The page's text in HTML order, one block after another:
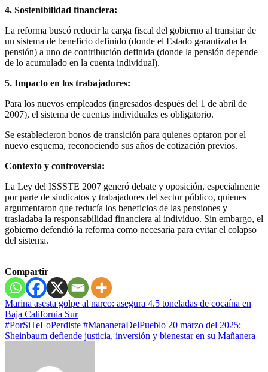
4. Sostenibilidad financiera:
La reforma buscó reducir la carga fiscal del gobierno al transitar de
un sistema de beneficio definido (donde el Estado garantizaba la
pensión) a uno de contribución definida (donde la pensión depende
de lo acumulado en la cuenta individual).
5. Impacto en los trabajadores:
Para los nuevos empleados (ingresados después del 1 de abril de
2007), el sistema de cuentas individuales es obligatorio.
Se establecieron bonos de transición para quienes optaron por el
nuevo esquema, reconociendo sus años de cotización previos.
Contexto y controversia:
La Ley del ISSSTE 2007 generó debate y oposición, especialmente
por parte de sindicatos y trabajadores del sector público, quienes
argumentaron que reducía los beneficios de las pensiones y
trasladaba la responsabilidad financiera al individuo. Sin embargo, el
gobierno defendió la reforma como necesaria para evitar el colapso
del sistema.
Compartir
Navegación
de
entradas
Marina asesta golpe al narco: asegura 4.5 toneladas de cocaína en
Baja California Sur
#PorSiTeLoPerdiste #MananeraDelPueblo 20 marzo del 2025;
Sheinbaum defiende justicia, inversión y bienestar en su Mañanera